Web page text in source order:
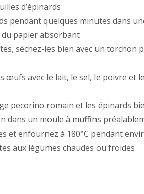
d’épinards
pendant quelques minutes dans
papier absorbant
séchez-les bien avec un
œufs avec le lait, le sel, le poivre et
pecorino romain et les épinards
dans un moule à muffins
et enfournez à 180°C pendant
aux légumes chaudes ou froides